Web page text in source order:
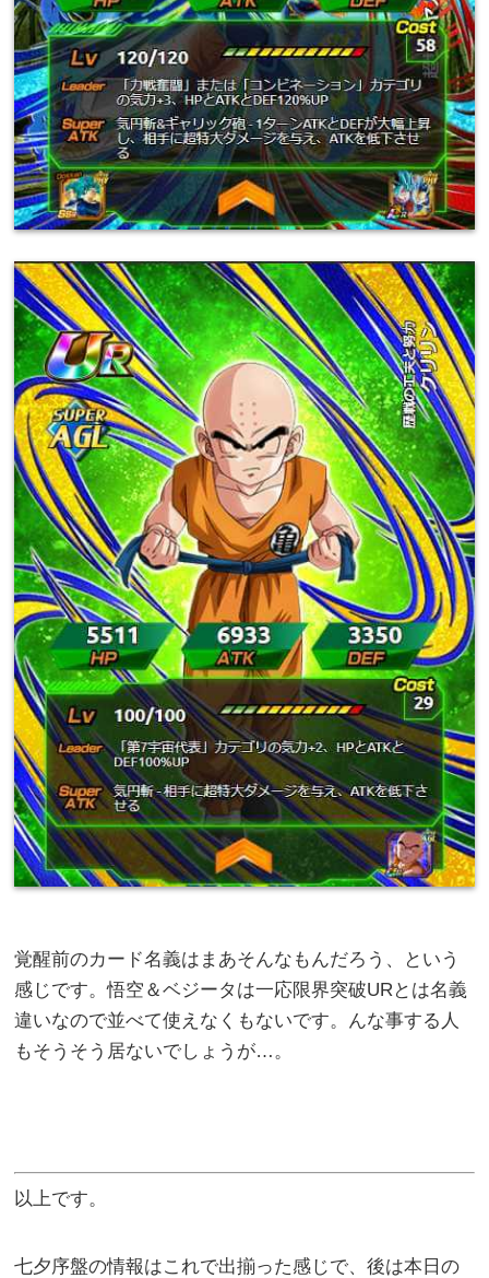
覚醒前のカード名義はまあそんなもんだろう、という
感じです。悟空＆ベジータは一応限界突破URとは名義
違いなので並べて使えなくもないです。んな事する人
もそうそう居ないでしょうが…。
以上です。
七夕序盤の情報はこれで出揃った感じで、後は本日の